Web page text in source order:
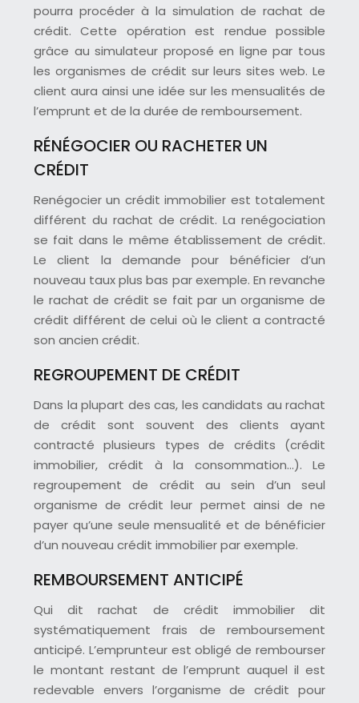
pourra procéder à la simulation de rachat de
crédit. Cette opération est rendue possible
grâce au simulateur proposé en ligne par tous
les organismes de crédit sur leurs sites web. Le
client aura ainsi une idée sur les mensualités de
l’emprunt et de la durée de remboursement.
RÉNÉGOCIER OU RACHETER UN
CRÉDIT
Renégocier un crédit immobilier est totalement
différent du rachat de crédit. La renégociation
se fait dans le même établissement de crédit.
Le client la demande pour bénéficier d’un
nouveau taux plus bas par exemple. En revanche
le rachat de crédit se fait par un organisme de
crédit différent de celui où le client a contracté
son ancien crédit.
REGROUPEMENT DE CRÉDIT
Dans la plupart des cas, les candidats au rachat
de crédit sont souvent des clients ayant
contracté plusieurs types de crédits (crédit
immobilier, crédit à la consommation…). Le
regroupement de crédit au sein d’un seul
organisme de crédit leur permet ainsi de ne
payer qu’une seule mensualité et de bénéficier
d’un nouveau crédit immobilier par exemple.
REMBOURSEMENT ANTICIPÉ
Qui dit rachat de crédit immobilier dit
systématiquement frais de remboursement
anticipé. L’emprunteur est obligé de rembourser
le montant restant de l’emprunt auquel il est
redevable envers l’organisme de crédit pour